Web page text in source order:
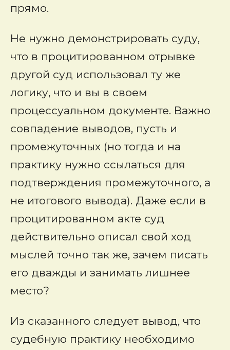
прямо.
Не нужно демонстрировать суду,
что в процитированном отрывке
другой суд использовал ту же
логику, что и вы в своем
процессуальном документе. Важно
совпадение выводов, пусть и
промежуточных (но тогда и на
практику нужно ссылаться для
подтверждения промежуточного, а
не итогового вывода). Даже если в
процитированном акте суд
действительно описал свой ход
мыслей точно так же, зачем писать
его дважды и занимать лишнее
место?
Из сказанного следует вывод, что
судебную практику необходимо